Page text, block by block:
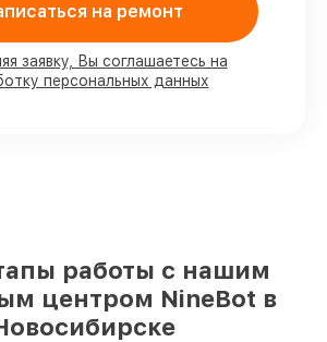
с возможностью наблюдения
для
на складе или быстро
на ремонт
заявку, Вы соглашаетесь на
персональных данных
работы с нашим
центром NineBot в